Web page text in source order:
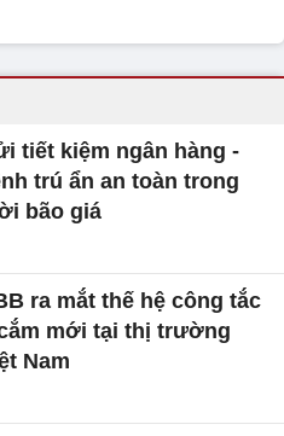
tiết kiệm ngân hàng -
trú ẩn an toàn trong
bão giá
ra mắt thế hệ công tắc
mới tại thị trường
Nam